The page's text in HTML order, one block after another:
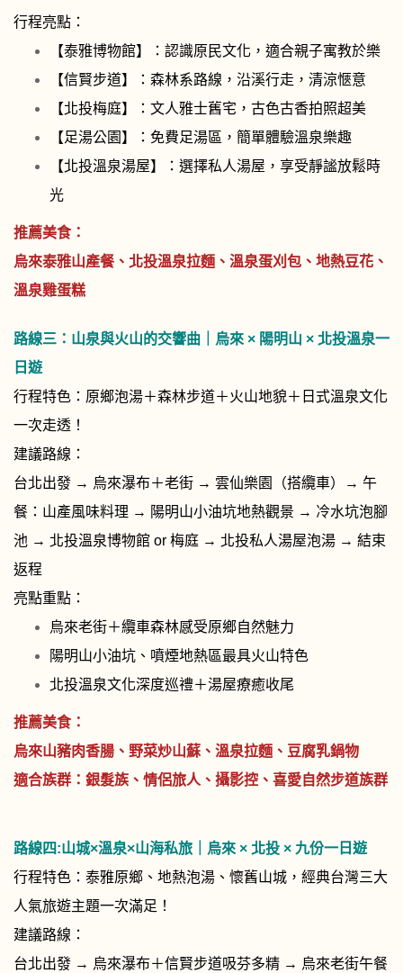
行程亮點：
【泰雅博物館】：認識原民文化，適合親子寓教於樂
【信賢步道】：森林系路線，沿溪行走，清涼愜意
【北投梅庭】：文人雅士舊宅，古色古香拍照超美
【足湯公園】：免費足湯區，簡單體驗溫泉樂趣
【北投溫泉湯屋】：選擇私人湯屋，享受靜謐放鬆時
光
推薦美食：
烏來泰雅山產餐、北投溫泉拉麵、溫泉蛋刈包、地熱豆花、
溫泉雞蛋糕
路線三： 山泉與火山的交響曲｜烏來 × 陽明山 × 北投溫泉一
日遊
行程特色：原鄉泡湯＋森林步道＋火山地貌＋日式溫泉文化
一次走透！
建議路線：
台北出發 → 烏來瀑布＋老街 → 雲仙樂園（搭纜車）→ 午
餐：山產風味料理 → 陽明山小油坑地熱觀景 → 冷水坑泡腳
池 → 北投溫泉博物館 or 梅庭 → 北投私人湯屋泡湯 → 結束
返程
亮點重點：
烏來老街＋纜車森林感受原鄉自然魅力
陽明山小油坑、噴煙地熱區最具火山特色
北投溫泉文化深度巡禮＋湯屋療癒收尾
推薦美食：
烏來山豬肉香腸、野菜炒山蘇、溫泉拉麵、豆腐乳鍋物
適合族群：銀髮族、情侶旅人、攝影控、喜愛自然步道族群
路線四:山城×溫泉×山海私旅｜烏來 × 北投 × 九份一日遊
行程特色：泰雅原鄉、地熱泡湯、懷舊山城，經典台灣三大
人氣旅遊主題一次滿足！
建議路線：
台北出發 → 烏來瀑布＋信賢步道吸芬多精 → 烏來老街午餐